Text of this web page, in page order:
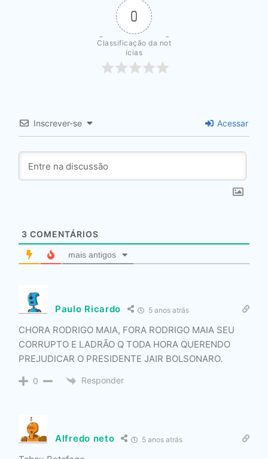
0
Classificação da not
ícias
Inscrever-se Acessar
3 COMENTÁRIOS
mais antigos
Paulo Ricardo 5 anos atrás
CHORA RODRIGO MAIA, FORA RODRIGO MAIA SEU
CORRUPTO E LADRÃO Q TODA HORA QUERENDO
PREJUDICAR O PRESIDENTE JAIR BOLSONARO.
0 Responder
Alfredo neto 5 anos atrás